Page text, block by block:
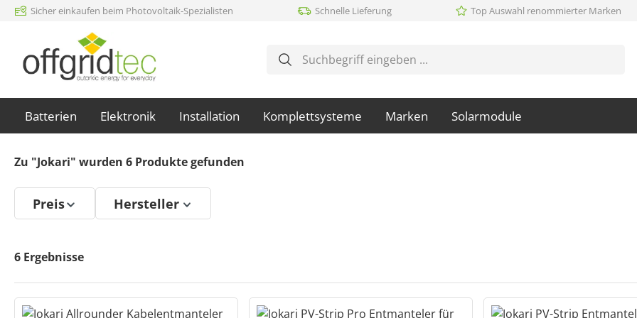
Hauptinhalt springen
Zur Suche springen
Zur Hauptnavigation springen
Sicher einkaufen beim Photovoltaik-Spezialisten Schnelle Lieferung Top Auswahl renommierter Marken
Batterien Elektronik Installation Komplettsysteme Marken Solarmodule
Zu "Jokari" wurden 6 Produkte gefunden
Preis Hersteller
6 Ergebnisse